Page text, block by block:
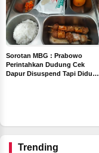
Sorotan MBG : Prabowo
Perintahkan Dudung Cek
Dapur Disuspend Tapi Diduga
Trending